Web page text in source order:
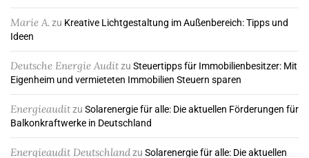
Marie A.zu Kreative Lichtgestaltung im Außenbereich: Tipps und
Ideen
Deutsche Energie Auditzu Steuertipps für Immobilienbesitzer: Mit
Eigenheim und vermieteten Immobilien Steuern sparen
Energieauditzu Solarenergie für alle: Die aktuellen Förderungen für
Balkonkraftwerke in Deutschland
Energieaudit Deutschlandzu Solarenergie für alle: Die aktuellen